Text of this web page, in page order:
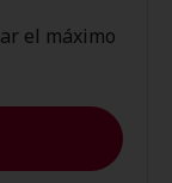
el máximo